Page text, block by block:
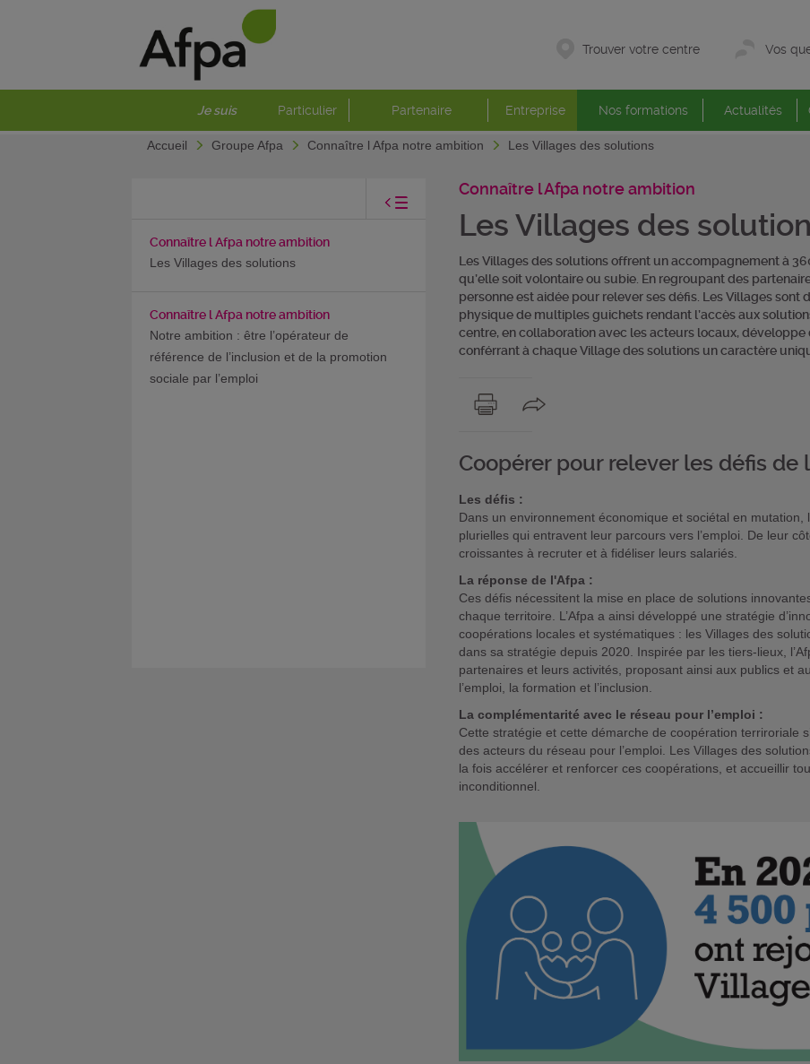
Trouver votre centre Vos
Je suis Particulier Partenaire Entreprise Nos formations Actualités
Accueil Groupe Afpa Connaître l Afpa notre ambition Les Villages des solutions
Connaître l Afpa notre ambition
Les Villages des solutions
Connaître l Afpa notre ambition
Notre ambition : être l’opérateur de
référence de l’inclusion et de la promotion
sociale par l’emploi
Connaître l Afpa notre ambition
Les Villages des
Les Villages des solutions offrent un accompagnement à
qu’elle soit volontaire ou subie. En regroupant des
personne est aidée pour relever ses défis. Les Villages
physique de multiples guichets rendant l’accès aux
centre, en collaboration avec les acteurs locaux,
conférrant à chaque Village des solutions un caractère
Coopérer pour relever les défis
Les défis :
Dans un environnement économique et sociétal en
plurielles qui entravent leur parcours vers l’emploi. De leur
croissantes à recruter et à fidéliser leurs salariés.
La réponse de l'Afpa :
Ces défis nécessitent la mise en place de solutions
chaque territoire. L’Afpa a ainsi développé une stratégie
coopérations locales et systématiques : les Villages des
dans sa stratégie depuis 2020. Inspirée par les tiers-lieux,
partenaires et leurs activités, proposant ainsi aux publics et
l’emploi, la formation et l’inclusion.
La complémentarité avec le réseau pour l’emploi :
Cette stratégie et cette démarche de coopération terriroriale
des acteurs du réseau pour l’emploi. Les Villages des
la fois accélérer et renforcer ces coopérations, et accueillir
inconditionnel.